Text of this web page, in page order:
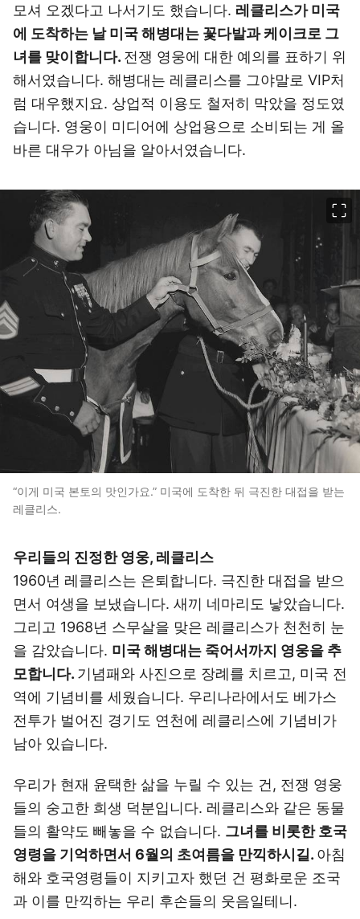
모셔 오겠다고 나서기도 했습니다. 레클리스가 미국
에 도착하는 날 미국 해병대는 꽃다발과 케이크로 그
녀를 맞이합니다. 전쟁 영웅에 대한 예의를 표하기 위
해서였습니다. 해병대는 레클리스를 그야말로 VIP처
럼 대우했지요. 상업적 이용도 철저히 막았을 정도였
습니다. 영웅이 미디어에 상업용으로 소비되는 게 올
바른 대우가 아님을 알아서였습니다.
“이게 미국 본토의 맛인가요.” 미국에 도착한 뒤 극진한 대접을 받는
레클리스.
우리들의 진정한 영웅, 레클리스
1960년 레클리스는 은퇴합니다. 극진한 대접을 받으
면서 여생을 보냈습니다. 새끼 네마리도 낳았습니다.
그리고 1968년 스무살을 맞은 레클리스가 천천히 눈
을 감았습니다. 미국 해병대는 죽어서까지 영웅을 추
모합니다. 기념패와 사진으로 장례를 치르고, 미국 전
역에 기념비를 세웠습니다. 우리나라에서도 베가스
전투가 벌어진 경기도 연천에 레클리스에 기념비가
남아 있습니다.
우리가 현재 윤택한 삶을 누릴 수 있는 건, 전쟁 영웅
들의 숭고한 희생 덕분입니다. 레클리스와 같은 동물
들의 활약도 빼놓을 수 없습니다. 그녀를 비롯한 호국
영령을 기억하면서 6월의 초여름을 만끽하시길. 아침
해와 호국영령들이 지키고자 했던 건 평화로운 조국
과 이를 만끽하는 우리 후손들의 웃음일테니.